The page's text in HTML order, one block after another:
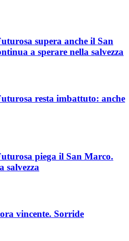
supera anche il San
a sperare nella salvezza
resta imbattuto: anche
piega il San Marco.
salvezza
vincente. Sorride